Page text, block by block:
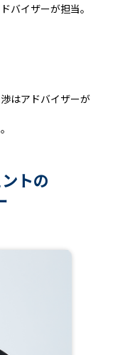
バイザーが担当。
はアドバイザーが
トの